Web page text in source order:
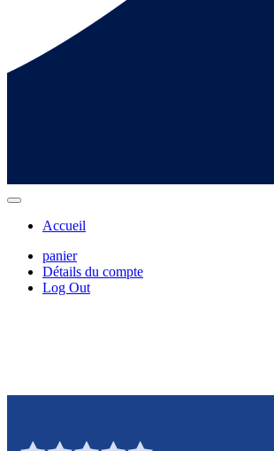
Accueil
panier
Détails du compte
Log Out